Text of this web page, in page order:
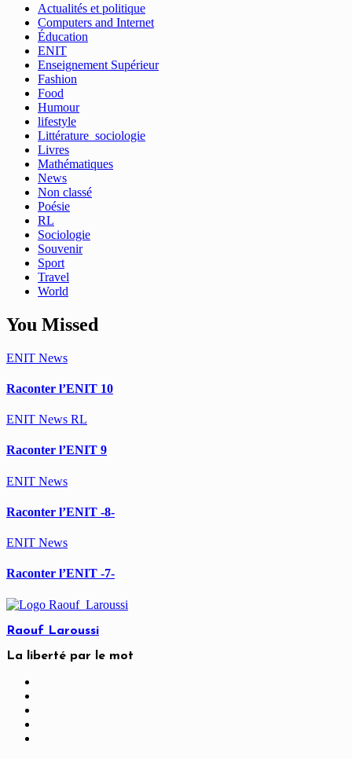
Actualités et politique
Computers and Internet
Éducation
ENIT
Enseignement Supérieur
Fashion
Food
Humour
lifestyle
Littérature_sociologie
Livres
Mathématiques
News
Non classé
Poésie
RL
Sociologie
Souvenir
Sport
Travel
World
You Missed
ENIT News
Raconter l’ENIT 10
ENIT News RL
Raconter l’ENIT 9
ENIT News
Raconter l’ENIT -8-
ENIT News
Raconter l’ENIT -7-
Raouf Laroussi
La liberté par le mot